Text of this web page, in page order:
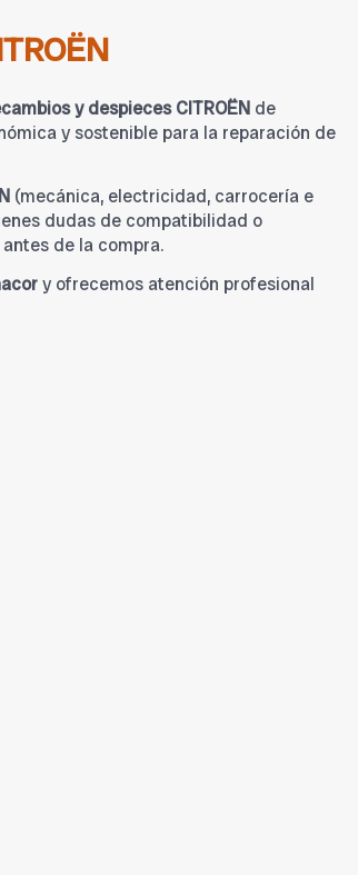
y despieces CITROËN de
y sostenible para la reparación de
(mecánica, electricidad, carrocería e
dudas de compatibilidad o
de la compra.
y ofrecemos atención profesional